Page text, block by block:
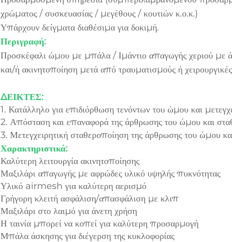
χρώματος / συσκευασίας / μεγέθους / κουτιών κ.ο.κ.)
Υπάρχουν δείγματα διαθέσιμα για δοκιμή.
Περιγραφή:
Προσκέφαλι ώμου με μπάλα / Ιμάντιο απαγωγής χεριού με
και/ή ακινητοποίηση μετά από τραυματισμούς ή
ΔΕΙΚΤΕΣ:
1. Κατάλληλο για επιδιόρθωση τενόντων του ώμου και
2. Απόσταση και επαναφορά της άρθρωσης του ώμου και
3. Μετεγχειρητική σταθεροποίηση της άρθρωσης του ώμου
Χαρακτηριστικά:
Καλύτερη λειτουργία ακινητοποίησης
Μαξιλάρι απαγωγής με αφρώδες υλικό υψηλής πυκνότητας
Υλικό airmesh για καλύτερη αερισμό
Γρήγορη κλειτή ασφάλιση/απασφάλιση με κλιπ
Μαξιλάρι στο λαιμό για άνετη χρήση
Η ταινία μπορεί να κοπεί για καλύτερη προσαρμογή
Μπάλα άσκησης για διέγερση της κυκλοφορίας